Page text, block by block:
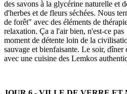
des savons à la glycérine naturelle et
d'herbes et de fleurs séchées. Nous
de forêt" avec des éléments de
relaxation. Ça a l'air bien, n'est-ce
moment de détente loin de la
sauvage et bienfaisante. Le soir, dîner
avec une cuisine des Lemkos